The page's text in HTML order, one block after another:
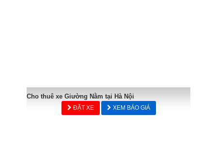
Cho thuê xe Giường Nằm tại Hà Nội
ĐẶT XE XEM BÁO GIÁ